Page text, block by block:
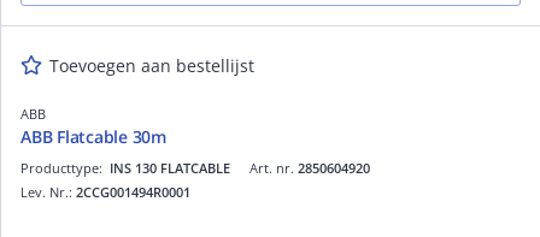
Toevoegen aan bestellijst
ABB
ABB Flatcable 30m
Art. nr. 2850604920
Producttype: INS 130 FLATCABLE
Lev. Nr.: 2CCG001494R0001